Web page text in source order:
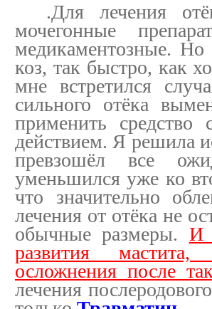
.Для лечения
мочегонные
медикаментозные.
коз, так быстро, как
мне встретился
сильного отёка
применить
действием. Я решила
превзошёл все
уменьшился уже ко
что значительно
лечения от отёка не
обычные размеры. И
развития
осложнения после
лечения